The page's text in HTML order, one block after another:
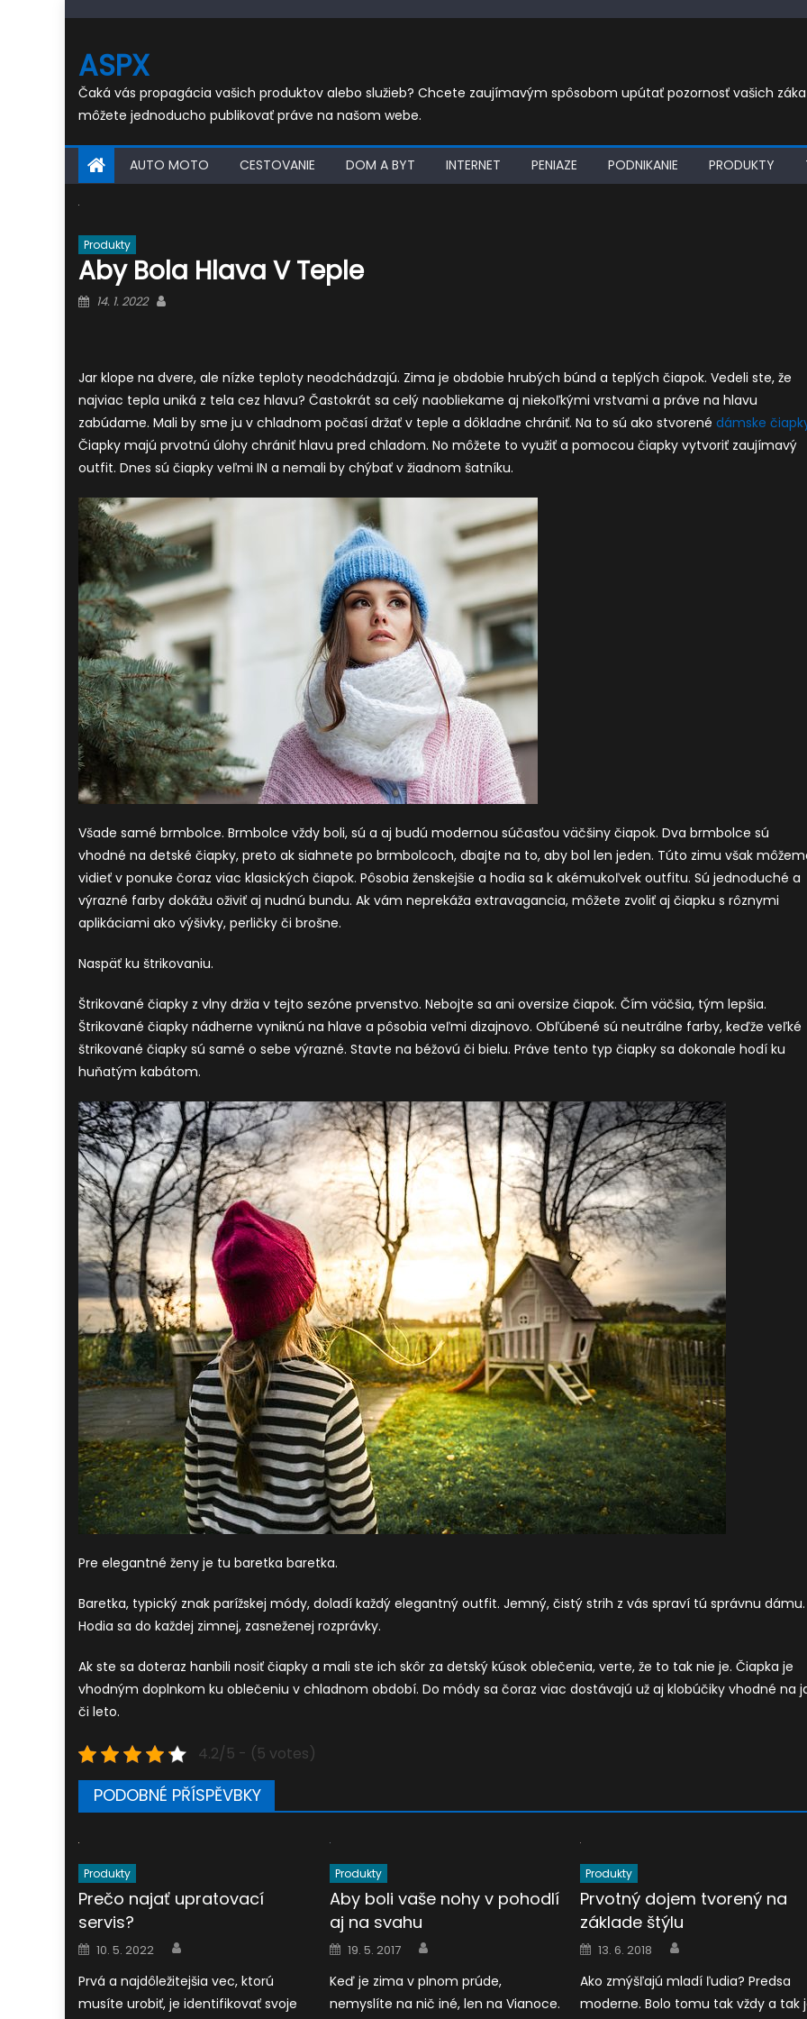
content
ASPX
Čaká vás propagácia vašich produktov alebo služieb? Chcete zaujímavým spôsobom upútať pozornosť vašich
môžete jednoducho publikovať práve na našom webe.
AUTO MOTO CESTOVANIE DOM A BYT INTERNET PENIAZE PODNIKANIE PRODUKTY
Produkty
Aby Bola Hlava V Teple
Posted
14. 1. 2022
Jar klope na dvere, ale nízke teploty neodchádzajú. Zima je obdobie hrubých búnd a teplých čiapok. Vedeli ste, že
najviac tepla uniká z tela cez hlavu? Častokrát sa celý naobliekame aj niekoľkými vrstvami a práve na hlavu
zabúdame. Mali by sme ju v chladnom počasí držať v teple a dôkladne chrániť. Na to sú ako stvorené dámske
Čiapky majú prvotnú úlohy chrániť hlavu pred chladom. No môžete to využiť a pomocou čiapky vytvoriť zaujímavý
outfit. Dnes sú čiapky veľmi IN a nemali by chýbať v žiadnom šatníku.
Všade samé brmbolce. Brmbolce vždy boli, sú a aj budú modernou súčasťou väčšiny čiapok. Dva brmbolce sú
vhodné na detské čiapky, preto ak siahnete po brmbolcoch, dbajte na to, aby bol len jeden. Túto zimu však
vidieť v ponuke čoraz viac klasických čiapok. Pôsobia ženskejšie a hodia sa k akémukoľvek outfitu. Sú jednoduché a
výrazné farby dokážu oživiť aj nudnú bundu. Ak vám neprekáža extravagancia, môžete zvoliť aj čiapku s rôznymi
aplikáciami ako výšivky, perličky či brošne.
Naspäť ku štrikovaniu.
Štrikované čiapky z vlny držia v tejto sezóne prvenstvo. Nebojte sa ani oversize čiapok. Čím väčšia, tým lepšia.
Štrikované čiapky nádherne vyniknú na hlave a pôsobia veľmi dizajnovo. Obľúbené sú neutrálne farby, keďže veľké
štrikované čiapky sú samé o sebe výrazné. Stavte na béžovú či bielu. Práve tento typ čiapky sa dokonale hodí ku
huňatým kabátom.
Pre elegantné ženy je tu baretka baretka.
Baretka, typický znak parížskej módy, doladí každý elegantný outfit. Jemný, čistý strih z vás spraví tú správnu dámu.
Hodia sa do každej zimnej, zasneženej rozprávky.
Ak ste sa doteraz hanbili nosiť čiapky a mali ste ich skôr za detský kúsok oblečenia, verte, že to tak nie je. Čiapka je
vhodným doplnkom ku oblečeniu v chladnom období. Do módy sa čoraz viac dostávajú už aj klobúčiky vhodné na
či leto.
4.2/5 - (5 votes)
PODOBNÉ PŘÍSPĚVBKY
Produkty
Prečo najať upratovací
servis?
Posted
on
10. 5. 2022
Prvá a najdôležitejšia vec, ktorú
musíte urobiť, je identifikovať svoje
Produkty
Aby boli vaše nohy v pohodlí
aj na svahu
Posted
on
19. 5. 2017
Keď je zima v plnom prúde,
nemyslíte na nič iné, len na Vianoce.
Produkty
Prvotný dojem tvorený na
základe štýlu
Posted
on
13. 6. 2018
Ako zmýšľajú mladí ľudia? Predsa
moderne. Bolo tomu tak vždy a tak